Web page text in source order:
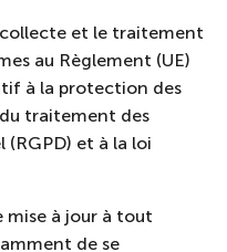
collecte et le traitement
au Règlement (UE)
à la protection des
du traitement des
(RGPD) et à la loi
mise à jour à tout
de se